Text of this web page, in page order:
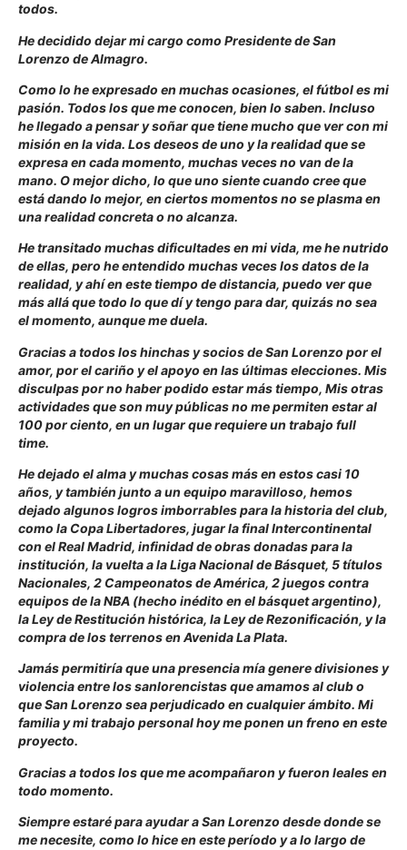
todos.
He decidido dejar mi cargo como Presidente de San
Lorenzo de Almagro.
Como lo he expresado en muchas ocasiones, el fútbol es mi
pasión. Todos los que me conocen, bien lo saben. Incluso
he llegado a pensar y soñar que tiene mucho que ver con mi
misión en la vida. Los deseos de uno y la realidad que se
expresa en cada momento, muchas veces no van de la
mano. O mejor dicho, lo que uno siente cuando cree que
está dando lo mejor, en ciertos momentos no se plasma en
una realidad concreta o no alcanza.
He transitado muchas dificultades en mi vida, me he nutrido
de ellas, pero he entendido muchas veces los datos de la
realidad, y ahí en este tiempo de distancia, puedo ver que
más allá que todo lo que dí y tengo para dar, quizás no sea
el momento, aunque me duela.
Gracias a todos los hinchas y socios de San Lorenzo por el
amor, por el cariño y el apoyo en las últimas elecciones. Mis
disculpas por no haber podido estar más tiempo, Mis otras
actividades que son muy públicas no me permiten estar al
100 por ciento, en un lugar que requiere un trabajo full
time.
He dejado el alma y muchas cosas más en estos casi 10
años, y también junto a un equipo maravilloso, hemos
dejado algunos logros imborrables para la historia del club,
como la Copa Libertadores, jugar la final Intercontinental
con el Real Madrid, infinidad de obras donadas para la
institución, la vuelta a la Liga Nacional de Básquet, 5 títulos
Nacionales, 2 Campeonatos de América, 2 juegos contra
equipos de la NBA (hecho inédito en el básquet argentino),
la Ley de Restitución histórica, la Ley de Rezonificación, y la
compra de los terrenos en Avenida La Plata.
Jamás permitiría que una presencia mía genere divisiones y
violencia entre los sanlorencistas que amamos al club o
que San Lorenzo sea perjudicado en cualquier ámbito. Mi
familia y mi trabajo personal hoy me ponen un freno en este
proyecto.
Gracias a todos los que me acompañaron y fueron leales en
todo momento.
Siempre estaré para ayudar a San Lorenzo desde donde se
me necesite, como lo hice en este período y a lo largo de